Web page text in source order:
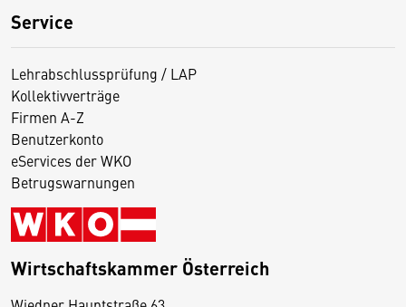
Service
Lehrabschlussprüfung / LAP
Kollektivverträge
Firmen A-Z
Benutzerkonto
eServices der WKO
Betrugswarnungen
Wirtschaftskammer Österreich